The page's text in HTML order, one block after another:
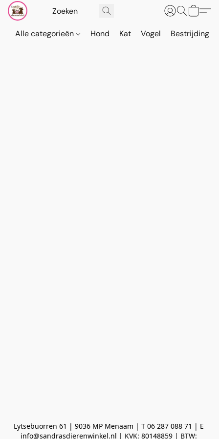
Alle categorieën Hond Kat Vogel Bestrijding
Lytsebuorren 61 | 9036 MP Menaam | T 06 287 088 71 | E
info@sandrasdierenwinkel.nl | KVK: 80148859 | BTW: